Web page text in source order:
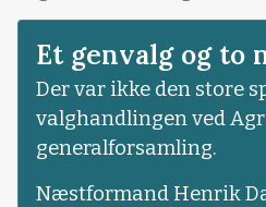
Et genvalg og to
Der var ikke den store
valghandlingen ved
generalforsamling.
Næstformand Henrik